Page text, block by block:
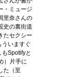
・ミュージ
里奈さんの
史の裏街道
たセクシー
いますぐ
Spotifyと
）片手に
た（至